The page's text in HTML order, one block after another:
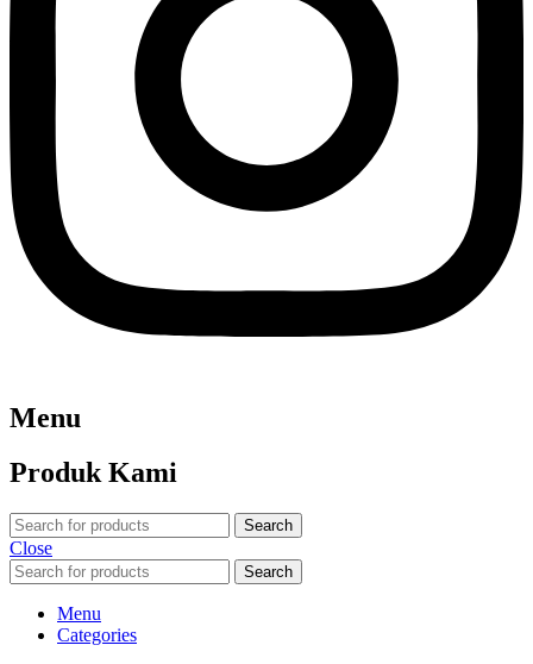
Menu
Produk Kami
Search
Close
Search
Menu
Categories